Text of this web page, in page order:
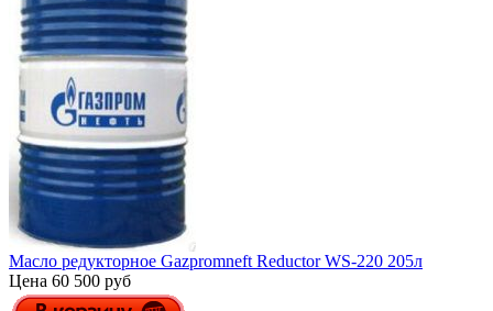
Масло редукторное Gazpromneft Reductor WS-220 205л
Цена 60 500 руб